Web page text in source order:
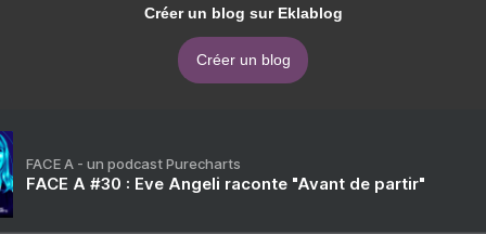
Créer un blog sur Eklablog
Créer un blog
FACE A - un podcast Purecharts
FACE A #30 : Eve Angeli raconte "Avant de partir"